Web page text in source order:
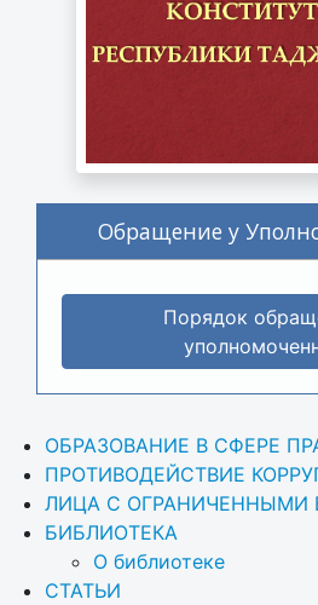
Обращение у
Порядок
ОБРАЗОВАНИЕ В СФЕРЕ
ПРОТИВОДЕЙСТВИЕ
ЛИЦА С
БИБЛИОТЕКА
О библиотеке
СТАТЬИ